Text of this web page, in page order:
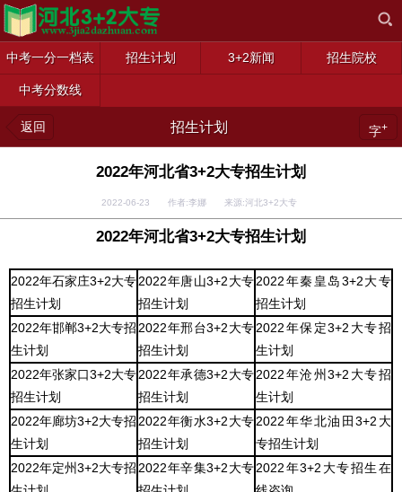
中考一分一档表 招生计划 3+2新闻 招生院校
中考分数线
返回 招生计划 字+
2022年河北省3+2大专招生计划
2022-06-23 作者:李娜 来源:河北3+2大专
2022年河北省3+2大专招生计划
2022年石家庄3+2大专
招生计划
2022年唐山3+2大专
招生计划
2022年秦皇岛3+2大专
招生计划
2022年邯郸3+2大专招
生计划
2022年邢台3+2大专
招生计划
2022年保定3+2大专招
生计划
2022年张家口3+2大专
招生计划
2022年承德3+2大专
招生计划
2022年沧州3+2大专招
生计划
2022年廊坊3+2大专招
生计划
2022年衡水3+2大专
招生计划
2022年华北油田3+2大
专招生计划
2022年定州3+2大专招 2022年辛集3+2大专2022年3+2大专招生在